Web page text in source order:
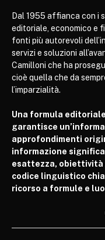
Dal 1955 affianca con i
editoriale, economico e
fonti più autorevoli
servizi e soluzioni
Camilloni che ha
cioè quella che da
l’imparzialità.
Una formula
garantisce
approfondimenti
informazione
esattezza, obiettività
codice linguistico
ricorso a formule e